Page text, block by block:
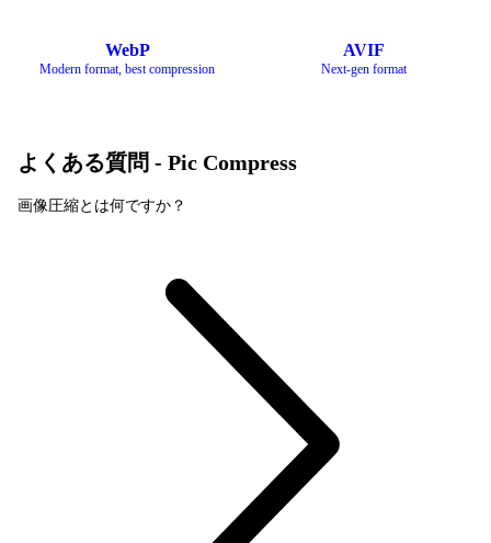
WebP
Modern format, best compression
AVIF
Next-gen format
よくある質問 - Pic Compress
画像圧縮とは何ですか？